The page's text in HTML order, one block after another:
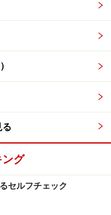
る
ング
セルフチェック